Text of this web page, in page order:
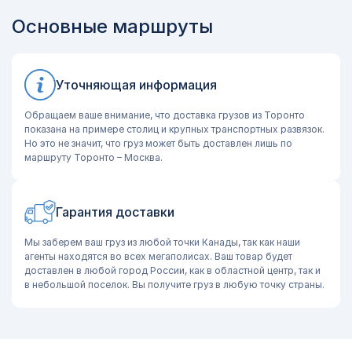
Основные маршруты
Уточняющая информация
Обращаем ваше внимание, что доставка грузов из Торонто
показана на примере столиц и крупных транспортных развязок.
Но это не значит, что груз может быть доставлен лишь по
маршруту Торонто – Москва.
Гарантия доставки
Мы заберем ваш груз из любой точки Канады, так как наши
агенты находятся во всех мегаполисах. Ваш товар будет
доставлен в любой город России, как в областной центр, так и
в небольшой поселок. Вы получите груз в любую точку страны.